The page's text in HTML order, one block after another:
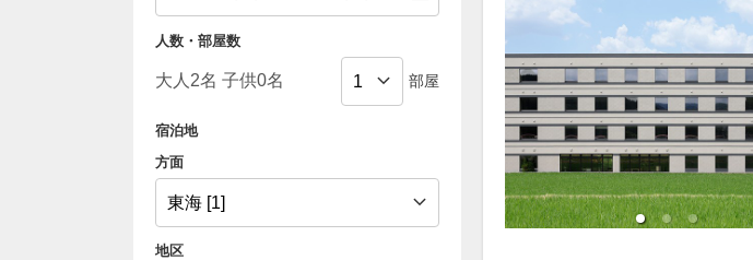
人数・部屋数
部屋
宿泊地
方面
地区